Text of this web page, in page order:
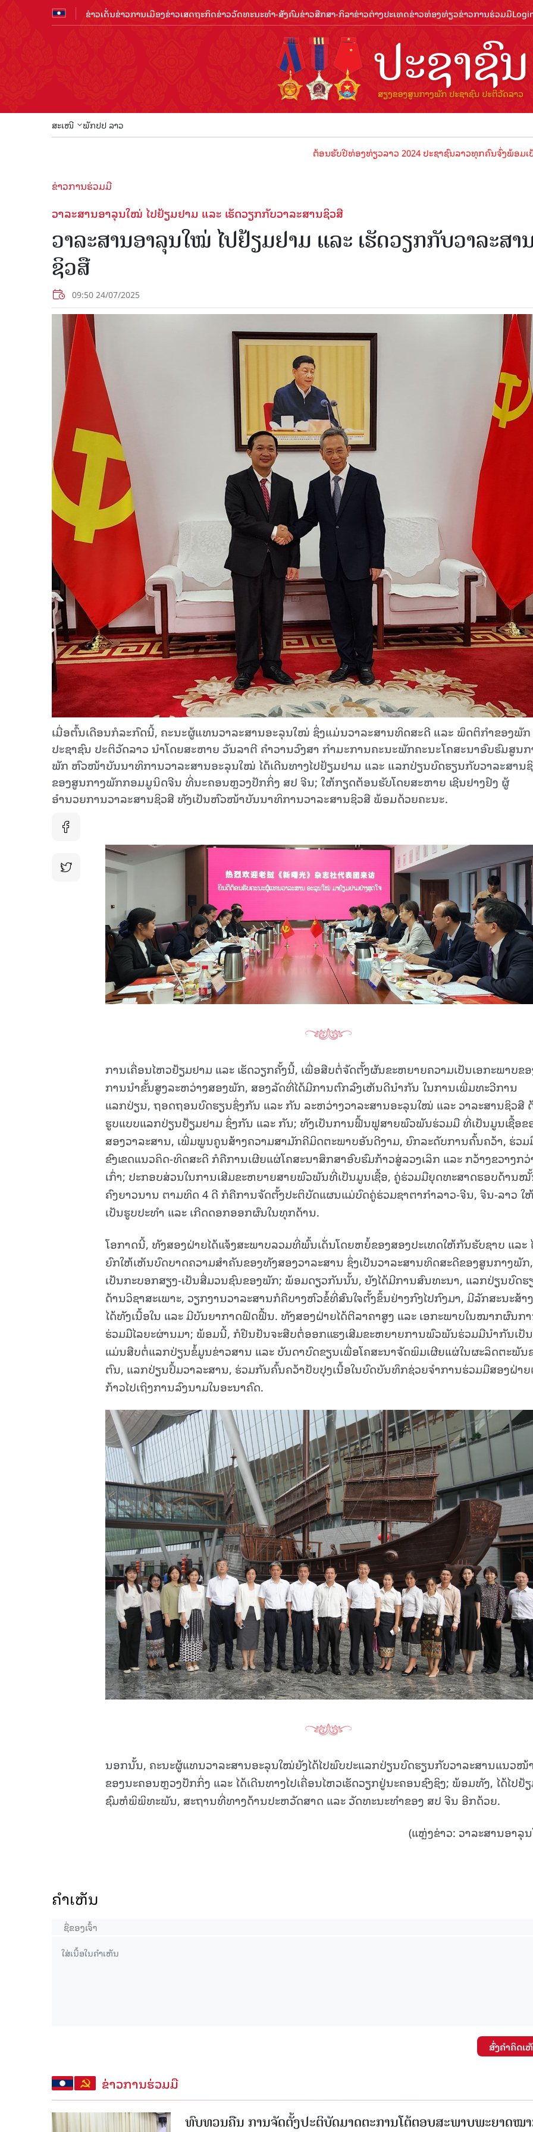
ຂ່າວເດັ່ນຂ່າວການເມືອງຂ່າວເສດຖະກິດຂ່າວວັດທະນະທຳ-ສັງຄົມຂ່າວສືກສາ-ກິລາຂ່າວຕ່າງປະເທດຂ່າວທ່ອງທ່ຽວຂ່າວການຮ່ວມມື
ສະເໜີ ພັກປປ ລາວ
ຕ້ອນຮັບປີທ່ອງທ່ຽວລາວ 2024 ປະຊາຊົນລາວທຸກຄົນຈົ່ງພ້ອມເປັນເຈົ້າ
ຂ່າວການຮ່ວມມື
ວາລະສານອາລຸນໃໝ່ ໄປຢ້ຽມຢາມ ແລະ ເຮັດວຽກກັບວາລະສານຊິວສື
ວາລະສານອາລຸນໃໝ່ ໄປຢ້ຽມຢາມ ແລະ ເຮັດວຽກກັບວາລະສາ
ຊິວສື
09:50 24/07/2025
ເມື່ອຕົ້ນເດືອນກໍລະກົດນີ້, ຄະນະຜູ້ແທນວາລະສານອະລຸນໃໝ່ ຊຶ່ງແມ່ນວາລະສານທິດສະດີ ແລະ ພຶດຕິກຳຂອງພັກ
ປະຊາຊົນ ປະຕິວັດລາວ ນໍາໂດຍສະຫາຍ ວັນລາຕີ ຄໍາວານວົງສາ ກຳມະການຄະນະພັກຄະນະໂຄສະນາອົບຮົມສູນກ
ພັກ ຫົວໜ້າບັນນາທິການວາລະສານອະລຸນໃໝ່ ໄດ້ເດີນທາງໄປຢ້ຽມຢາມ ແລະ ແລກປ່ຽນບົດຮຽນກັບວາລະສານ
ຂອງສູນກາງພັກກອມມູນິດຈີນ ທີ່ນະຄອນຫຼວງປັກກິ່ງ ສປ ຈີນ; ໃຫ້ກຽດຕ້ອນຮັບໂດຍສະຫາຍ ເຊີນຢາງຢົງ ຜູ້
ອຳນວຍການວາລະສານຊິວສື ທັງເປັນຫົວໜ້າບັນນາທິການວາລະສານຊິວສື ພ້ອມດ້ວຍຄະນະ.
ການເຄື່ອນໄຫວຢ້ຽມຢາມ ແລະ ເຮັດວຽກຄັ້ງນີ້, ເພື່ອສືບຕໍ່ຈັດຕັ້ງຜັນຂະຫຍາຍຄວາມເປັນເອກະພາບຂ
ການນໍາຂັ້ນສູງລະຫວ່າງສອງພັກ, ສອງລັດທີ່ໄດ້ມີການຕົກລົງເຫັນດີນໍາກັນ ໃນການເພີ່ມທະວີການ
ແລກປ່ຽນ, ຖອດຖອນບົດຮຽນຊຶ່ງກັນ ແລະ ກັນ ລະຫວ່າງວາລະສານອະລຸນໃໝ່ ແລະ ວາລະສານຊິວສື
ຮູບແບບແລກປ່ຽນຢ້ຽມຢາມ ຊຶ່ງກັນ ແລະ ກັນ; ທັງເປັນການຟື້ນຟູສາຍພົວພັນຮ່ວມມື ທີ່ເປັນມູນເຊື້ອຂ
ສອງວາລະສານ, ເພີ່ມພູນຄູນສ້າງຄວາມສາມັກຄີມິດຕະພາບອັນດີງາມ, ຍົກລະດັບການຄົ້ນຄວ້າ, ຮ່ວມ
ຂົງເຂດແນວຄິດ-ທິດສະດີ ກໍຄືການເຜີຍແຜ່ໂຄສະນາສຶກສາອົບຮົມກ້າວສູ່ລວງເລິກ ແລະ ກວ້າງຂວາງກວ່
ເກົ່າ; ປະກອບສ່ວນໃນການເສີມຂະຫຍາຍສາຍພົວພັນທີ່ເປັນມູນເຊື້ອ, ຄູ່ຮ່ວມມືຍຸດທະສາດຮອບດ້ານ
ຄົງຍາວນານ ຕາມທິດ 4 ດີ ກໍຄືການຈັດຕັ້ງປະຕິບັດແຜນແມ່ບົດຄູ່ຮ່ວມຊາຕາກຳລາວ-ຈີນ, ຈີນ-ລາວ ໃຫ້
ເປັນຮູບປະທໍາ ແລະ ເກີດດອກອອກຜົນໃນທຸກດ້ານ.
ໂອກາດນີ້, ທັງສອງຝ່າຍໄດ້ແຈ້ງສະພາບລວມທີ່ພົ້ນເດັ່ນໂດຍຫຍໍ້ຂອງສອງປະເທດໃຫ້ກັນຮັບຊາບ ແລະ
ຍົກໃຫ້ເຫັນບົດບາດຄວາມສຳຄັນຂອງທັງສອງວາລະສານ ຊຶ່ງເປັນວາລະສານທິດສະດີຂອງສູນກາງພັກ,
ເປັນກະບອກສຽງ-ເປັນສື່ມວນຊົນຂອງພັກ; ພ້ອມດຽວກັນນັ້ນ, ຍັງໄດ້ມີການສົນທະນາ, ແລກປ່ຽນບົດຮ
ດ້ານວິຊາສະເພາະ, ວຽກງານວາລະສານກໍຄືບາງຫົວຂໍ້ທີ່ສົນໃຈຕັ້ງຂຶ້ນຢ່າງກົງໄປກົງມາ, ມີລັກສະນະສ້າ
ໄດ້ທັງເນື້ອໃນ ແລະ ມີບັນຍາກາດຟົດຟື້ນ. ທັງສອງຝ່າຍໄດ້ຕີລາຄາສູງ ແລະ ເອກະພາບໃນໝາກຜົນກ
ຮ່ວມມືໄລຍະຜ່ານມາ; ພ້ອມນີ້, ກໍຢືນຢັນຈະສືບຕໍ່ອອກແຮງເສີມຂະຫຍາຍການພົວພັນຮ່ວມມືນໍາກັນເປັ
ແມ່ນສືບຕໍ່ແລກປ່ຽນຂໍ້ມູນຂ່າວສານ ແລະ ບັນດາບົດຂຽນເພື່ອໂຄສະນາຈັດພິມເຜີຍແຜ່ໃນຜະລິດຕະພັນ
ຕົນ, ແລກປ່ຽນປຶ້ມວາລະສານ, ຮ່ວມກັນຄົ້ນຄວ້າປັບປຸງເນື້ອໃນບົດບັນທຶກຊ່ວຍຈໍາການຮ່ວມມືສອງຝ່າຍ
ກ້າວໄປເຖິງການລົງນາມໃນອະນາຄົດ.
ນອກນັ້ນ, ຄະນະຜູ້ແທນວາລະສານອະລຸນໃໝ່ຍັງໄດ້ໄປພົບປະແລກປ່ຽນບົດຮຽນກັບວາລະສານແນວໜ້າ
ຂອງນະຄອນຫຼວງປັກກິ່ງ ແລະ ໄດ້ເດີນທາງໄປເຄື່ອນໄຫວເຮັດວຽກຢູ່ນະຄອນຊົງຊິງ; ພ້ອມທັງ, ໄດ້ໄປຢ້
ຊົມຫໍພິພິທະພັນ, ສະຖານທີ່ທາງດ້ານປະຫວັດສາດ ແລະ ວັດທະນະທໍາຂອງ ສປ ຈີນ ອີກດ້ວຍ.
(ແຫຼ່ງຂ່າວ: ວາລະສານອາລຸ
ຄໍາເຫັນ
ສົ່ງຄໍາຄິດເ
ຂ່າວການຮ່ວມມື
ທົບທວນຄືນ ການຈັດຕັ້ງປະຕິບັດມາດຕະການໂຕ້ຕອບສະພາບພະຍາດໝ